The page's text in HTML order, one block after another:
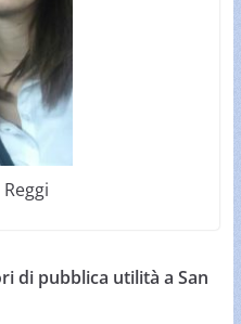
di pubblica utilità a San